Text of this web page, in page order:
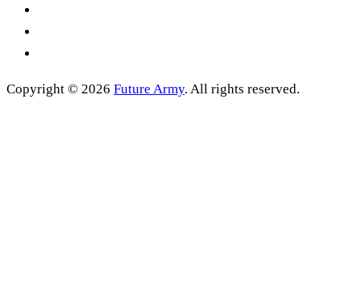
Copyright © 2026 Future Army. All rights reserved.